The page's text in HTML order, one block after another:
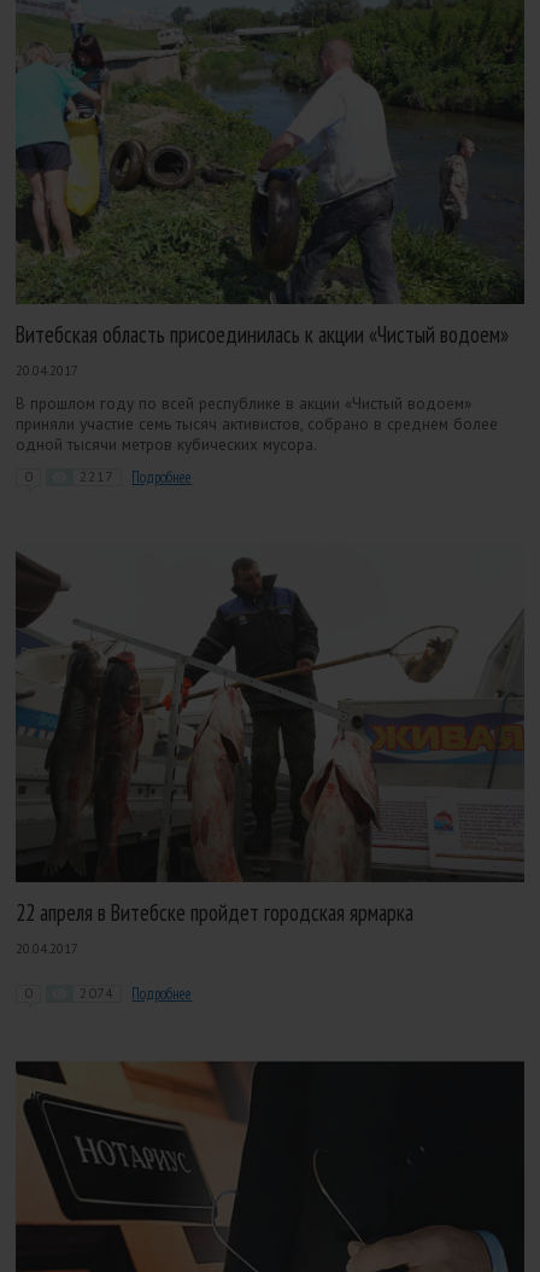
Витебская область присоединилась к акции «Чистый водоем»
20.04.2017
В прошлом году по всей республике в акции «Чистый водоем»
приняли участие семь тысяч активистов, собрано в среднем более
одной тысячи метров кубических мусора.
0 2217 Подробнее
22 апреля в Витебске пройдет городская ярмарка
20.04.2017
0 2074 Подробнее